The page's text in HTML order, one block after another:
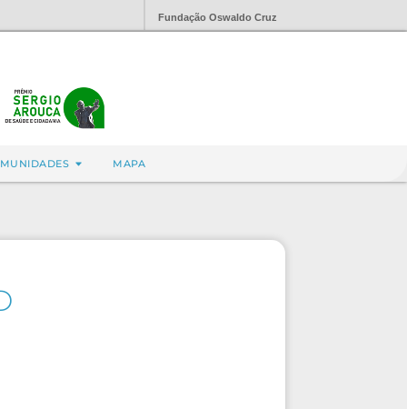
Fundação Oswaldo Cruz
MAPA